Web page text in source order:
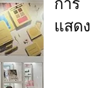
แสดง